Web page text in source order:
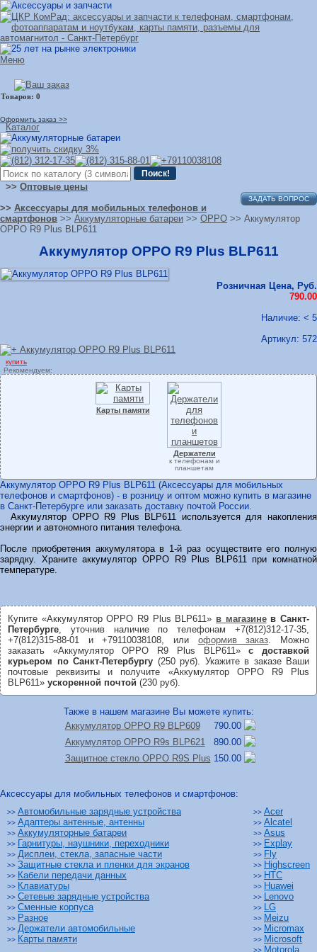
Меню
Оформить заказ >>
Каталог
>> Оптовые цены
ЗАДАТЬ ВОПРОС
>> Аксессуары для мобильных телефонов и
смартфонов >> Аккумуляторные батареи >> OPPO >> Аккумулятор
OPPO R9 Plus BLP611
Аккумулятор OPPO R9 Plus BLP611
Розничная Цена, Руб.
790.00
Наличие: < 5
Артикул: 572
купить
Рекомендуем:
Карты памяти
Держатели
к телефонам и
планшетам
Аккумулятор OPPO R9 Plus BLP611 (Аксессуары для мобильных
телефонов и смартфонов) - в розницу и оптом можно купить в магазине
в Санкт-Петербурге или заказать доставку почтой России.
Аккумулятор OPPO R9 Plus BLP611 используется для накопления
энергии и автономного питания телефона.
После приобретения аккумулятора в 1-й раз осуществите его полную
зарядку. Храните аккумулятор OPPO R9 Plus BLP611 при комнатной
температуре.
Купите «Аккумулятор OPPO R9 Plus BLP611» в магазинев Санкт-
Петербурге, уточнив наличие по телефонам +7(812)312-17-35,
+7(812)315-88-01 и +79110038108, или оформив заказ. Можно
заказать «Аккумулятор OPPO R9 Plus BLP611»с доставкой
курьером по Санкт-Петербургу (250 руб). Укажите в заказе Ваши
почтовые реквизиты и получите «Аккумулятор OPPO R9 Plus
BLP611» ускоренной почтой (230 руб).
Также в нашем магазине Вы можете купить:
Аккумулятор OPPO R9 BLP609
790.00
Аккумулятор OPPO R9s BLP621
890.00
Защитное стекло OPPO R9S Plus 150.00
Аксессуары для мобильных телефонов и смартфонов:
>> Автомобильные зарядные устройства
>> Адаптеры антенные, антенны
>> Аккумуляторные батареи
>> Гарнитуры, наушники, переходники
>> Дисплеи, стекла, запасные части
>> Защитные стекла и пленки для экранов
>> Кабели передачи данных
>> Клавиатуры
>> Сетевые зарядные устройства
>> Сменные корпуса
>> Разное
>> Держатели автомобильные
>> Карты памяти
>> Acer
>> Alcatel
>> Asus
>> Explay
>> Fly
>> Highscreen
>> HTC
>> Huawei
>> Lenovo
>> LG
>> Meizu
>> Micromax
>> Microsoft
>> Motorola